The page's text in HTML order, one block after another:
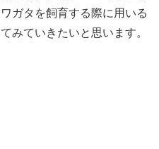
ガタを飼育する際に用いる
みていきたいと思います。